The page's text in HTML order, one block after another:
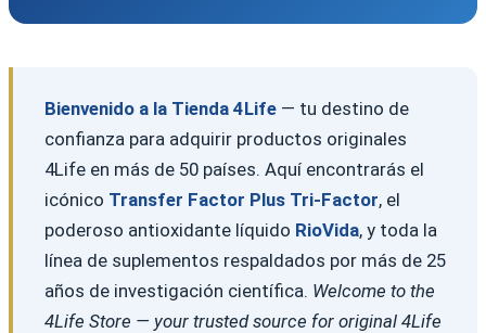
Bienvenido a la Tienda 4Life— tu destino de
confianza para adquirir productos originales
4Life en más de 50 países. Aquí encontrarás el
icónico Transfer Factor Plus Tri-Factor, el
poderoso antioxidante líquido RioVida, y toda la
línea de suplementos respaldados por más de 25
años de investigación científica. Welcome to the
4Life Store — your trusted source for original 4Life